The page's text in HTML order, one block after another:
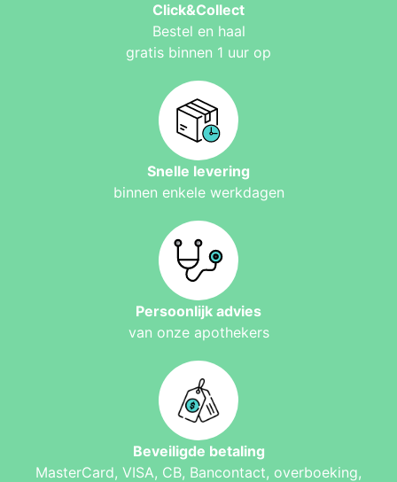
Click&Collect
Bestel en haal
gratis binnen 1 uur op
Snelle levering
binnen enkele werkdagen
Persoonlijk advies
van onze apothekers
Beveiligde betaling
MasterCard, VISA, CB, Bancontact, overboeking,